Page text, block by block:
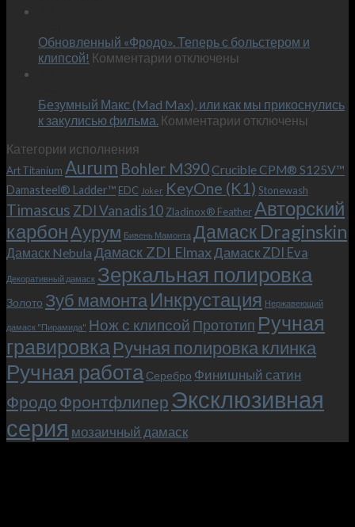
–
и
KeyOne
Обновленный «Фродо». Теперь с больстером и
клипсой! Комментарии к
«Фродо».
Теперь
и
клипсой!
отключены
Безумный Макс (Mad Max), или как мы прикоснулись
к закулисью фильма. Комментарии к
Макс
(Mad
Max),
или
как
мы
прикоснулись
к
фильма.
отключены
Категории исполнения
Art Titanium Aurum Bohler M390Crucible CPM® S125V™
Damasteel® Ladder™ EDC Joker KeyOne (K1) Stonewash
Timascus ZDI Vanadis10 Zladinox® FeatherАвторский
карбонАурум Бивень Мамонта Дамаск Draginskin
Дамаск Nebula Дамаск ZDI ElmaxДамаск ZDI Eva
Декоративный дамаск Зеркальная полировка
Золото Зуб мамонтаИнкрустация Нержавеющий
дамаск "Пирамида" Нож с клипсой Прототип Ручная
гравировкаРучная полировка клинка
Ручная работа Серебро Финишный сатин
Фродо Фронтфлипер Эксклюзивная
серия мозаичный дамаск